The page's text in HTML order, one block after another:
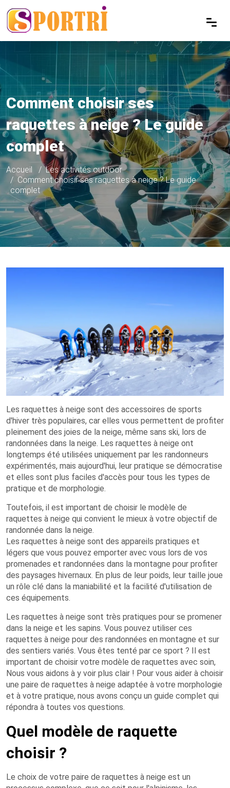
Comment choisir ses
raquettes à neige ? Le guide
complet
Accueil
Les activités outdoor
Comment choisir ses raquettes à neige ? Le guide
complet
Les raquettes à neige sont des accessoires de sports
d'hiver très populaires, car elles vous permettent de profiter
pleinement des joies de la neige, même sans ski, lors de
randonnées dans la neige. Les raquettes à neige ont
longtemps été utilisées uniquement par les randonneurs
expérimentés, mais aujourd'hui, leur pratique se démocratise
et elles sont plus faciles d'accès pour tous les types de
pratique et de morphologie.
Toutefois, il est important de choisir le modèle de
raquettes à neige qui convient le mieux à votre objectif de
randonnée dans la neige.
Les raquettes à neige sont des appareils pratiques et
légers que vous pouvez emporter avec vous lors de vos
promenades et randonnées dans la montagne pour profiter
des paysages hivernaux. En plus de leur poids, leur taille joue
un rôle clé dans la maniabilité et la facilité d'utilisation de
ces équipements.
Les raquettes à neige sont très pratiques pour se promener
dans la neige et les sapins. Vous pouvez utiliser ces
raquettes à neige pour des randonnées en montagne et sur
des sentiers variés. Vous êtes tenté par ce sport ? Il est
important de choisir votre modèle de raquettes avec soin,
Nous vous aidons à y voir plus clair ! Pour vous aider à choisir
une paire de raquettes à neige adaptée à votre morphologie
et à votre pratique, nous avons conçu un guide complet qui
répondra à toutes vos questions.
Quel modèle de raquette
choisir ?
Le choix de votre paire de raquettes à neige est un